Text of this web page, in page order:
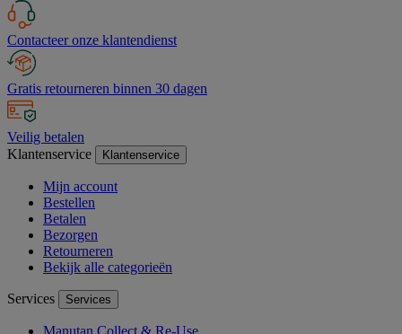
Contacteer onze klantendienst
Gratis retourneren binnen 30 dagen
Veilig betalen
Klantenservice
Klantenservice
Mijn account
Bestellen
Betalen
Bezorgen
Retourneren
Bekijk alle categorieën
Services Services
Manutan Collect & Re-Use